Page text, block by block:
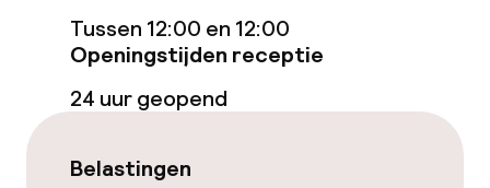
Tussen 12:00 en 12:00
Openingstijden receptie
24 uur geopend
Belastingen